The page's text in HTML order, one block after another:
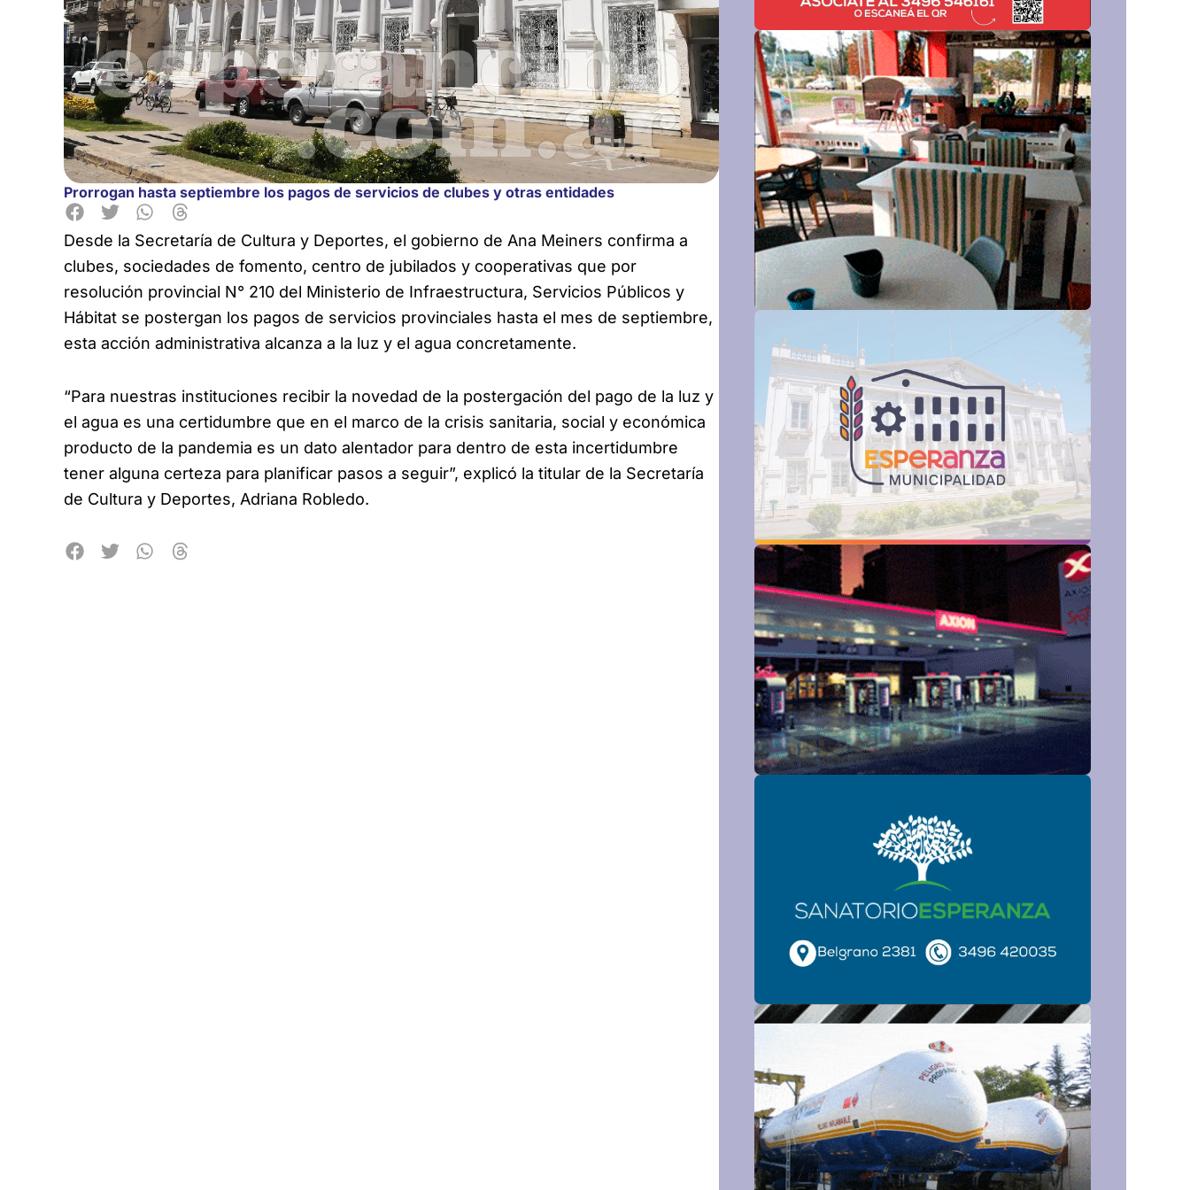
Prorrogan hasta septiembre los pagos de servicios de clubes y otras entidades
Desde la Secretaría de Cultura y Deportes, el gobierno de Ana Meiners confirma a
clubes, sociedades de fomento, centro de jubilados y cooperativas que por
resolución provincial N° 210 del Ministerio de Infraestructura, Servicios Públicos y
Hábitat se postergan los pagos de servicios provinciales hasta el mes de septiembre,
esta acción administrativa alcanza a la luz y el agua concretamente.
“Para nuestras instituciones recibir la novedad de la postergación del pago de la luz y
el agua es una certidumbre que en el marco de la crisis sanitaria, social y económica
producto de la pandemia es un dato alentador para dentro de esta incertidumbre
tener alguna certeza para planificar pasos a seguir”, explicó la titular de la Secretaría
de Cultura y Deportes, Adriana Robledo.